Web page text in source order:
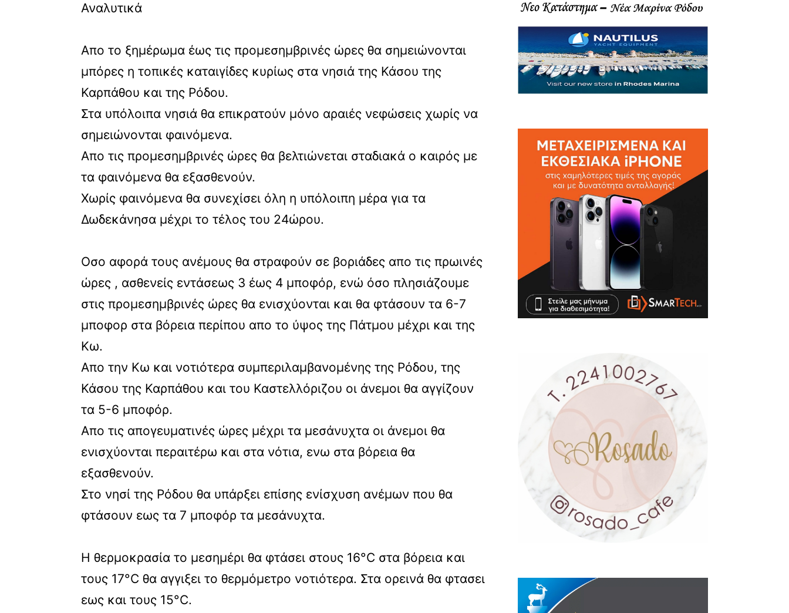
Αναλυτικά
Απο το ξημέρωμα έως τις προμεσημβρινές ώρες θα σημειώνονται
μπόρες η τοπικές καταιγίδες κυρίως στα νησιά της Κάσου της
Καρπάθου και της Ρόδου.
Στα υπόλοιπα νησιά θα επικρατούν μόνο αραιές νεφώσεις χωρίς να
σημειώνονται φαινόμενα.
Απο τις προμεσημβρινές ώρες θα βελτιώνεται σταδιακά ο καιρός με
τα φαινόμενα θα εξασθενούν.
Χωρίς φαινόμενα θα συνεχίσει όλη η υπόλοιπη μέρα για τα
Δωδεκάνησα μέχρι το τέλος του 24ώρου.
Οσο αφορά τους ανέμους θα στραφούν σε βοριάδες απο τις πρωινές
ώρες , ασθενείς εντάσεως 3 έως 4 μποφόρ, ενώ όσο πλησιάζουμε
στις προμεσημβρινές ώρες θα ενισχύονται και θα φτάσουν τα 6-7
μποφορ στα βόρεια περίπου απο το ύψος της Πάτμου μέχρι και της
Κω.
Απο την Κω και νοτιότερα συμπεριλαμβανομένης της Ρόδου, της
Κάσου της Καρπάθου και του Καστελλόριζου οι άνεμοι θα αγγίζουν
τα 5-6 μποφόρ.
Απο τις απογευματινές ώρες μέχρι τα μεσάνυχτα οι άνεμοι θα
ενισχύονται περαιτέρω και στα νότια, ενω στα βόρεια θα
εξασθενούν.
Στο νησί της Ρόδου θα υπάρξει επίσης ενίσχυση ανέμων που θα
φτάσουν εως τα 7 μποφόρ τα μεσάνυχτα.
Η θερμοκρασία το μεσημέρι θα φτάσει στους 16°C στα βόρεια και
τους 17°C θα αγγιξει το θερμόμετρο νοτιότερα. Στα ορεινά θα φτασει
εως και τους 15°C.